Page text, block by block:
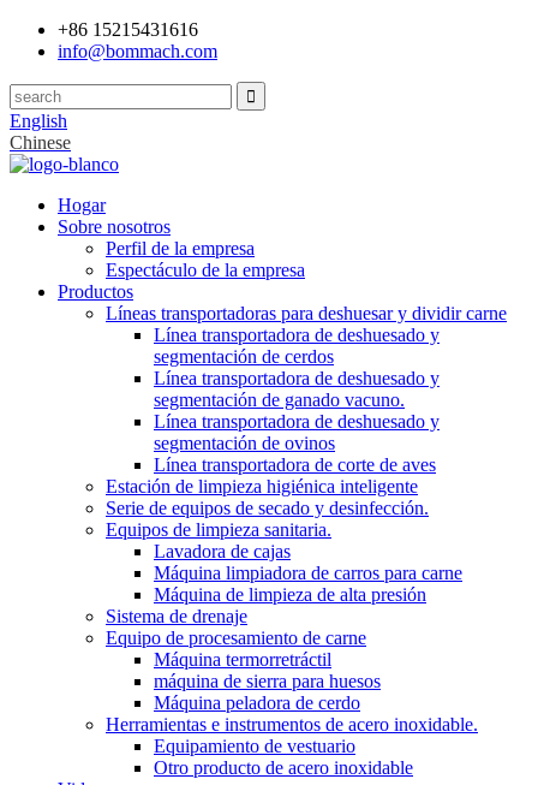
+86 15215431616
info@bommach.com
English
Chinese
Hogar
Sobre nosotros
Perfil de la empresa
Espectáculo de la empresa
Productos
Líneas transportadoras para deshuesar y dividir carne
Línea transportadora de deshuesado y
segmentación de cerdos
Línea transportadora de deshuesado y
segmentación de ganado vacuno.
Línea transportadora de deshuesado y
segmentación de ovinos
Línea transportadora de corte de aves
Estación de limpieza higiénica inteligente
Serie de equipos de secado y desinfección.
Equipos de limpieza sanitaria.
Lavadora de cajas
Máquina limpiadora de carros para carne
Máquina de limpieza de alta presión
Sistema de drenaje
Equipo de procesamiento de carne
Máquina termorretráctil
máquina de sierra para huesos
Máquina peladora de cerdo
Herramientas e instrumentos de acero inoxidable.
Equipamiento de vestuario
Otro producto de acero inoxidable